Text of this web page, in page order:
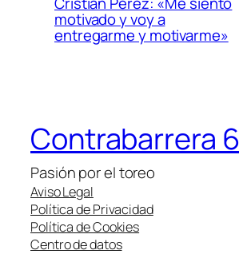
motivado y voy a
entregarme y motivarme»
Contrabarrera 6
Pasión por el toreo
Aviso Legal
Política de Privacidad
Política de Cookies
Centro de datos